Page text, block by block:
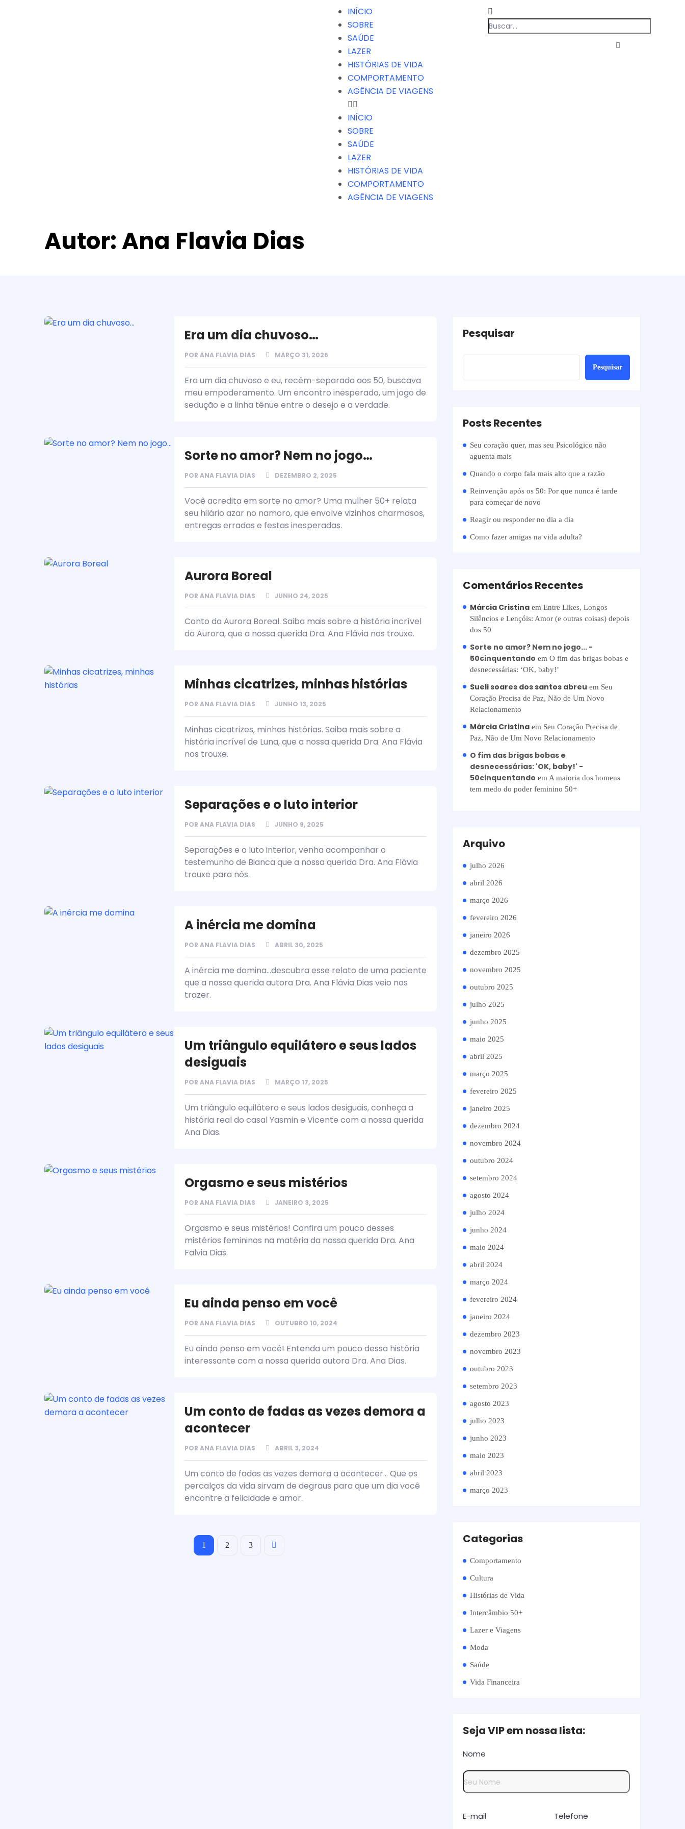
INÍCIO
SOBRE
SAÚDE
LAZER
HISTÓRIAS DE VIDA
COMPORTAMENTO
AGÊNCIA DE VIAGENS
INÍCIO
SOBRE
SAÚDE
LAZER
HISTÓRIAS DE VIDA
COMPORTAMENTO
AGÊNCIA DE VIAGENS
Autor:Ana Flavia Dias
Era um dia chuvoso…
POR ANA FLAVIA DIAS MARÇO 31, 2026
Era um dia chuvoso e eu, recém-separada aos 50, buscava
meu empoderamento. Um encontro inesperado, um jogo de
sedução e a linha tênue entre o desejo e a verdade.
Sorte no amor? Nem no jogo…
POR ANA FLAVIA DIAS DEZEMBRO 2, 2025
Você acredita em sorte no amor? Uma mulher 50+ relata
seu hilário azar no namoro, que envolve vizinhos charmosos,
entregas erradas e festas inesperadas.
Aurora Boreal
POR ANA FLAVIA DIAS JUNHO 24, 2025
Conto da Aurora Boreal. Saiba mais sobre a história incrível
da Aurora, que a nossa querida Dra. Ana Flávia nos trouxe.
Minhas cicatrizes, minhas histórias
POR ANA FLAVIA DIAS JUNHO 13, 2025
Minhas cicatrizes, minhas histórias. Saiba mais sobre a
história incrível de Luna, que a nossa querida Dra. Ana Flávia
nos trouxe.
Separações e o luto interior
POR ANA FLAVIA DIAS JUNHO 9, 2025
Separações e o luto interior, venha acompanhar o
testemunho de Bianca que a nossa querida Dra. Ana Flávia
trouxe para nós.
A inércia me domina
POR ANA FLAVIA DIAS ABRIL 30, 2025
A inércia me domina...descubra esse relato de uma paciente
que a nossa querida autora Dra. Ana Flávia Dias veio nos
trazer.
Um triângulo equilátero e seus lados
desiguais
POR ANA FLAVIA DIAS MARÇO 17, 2025
Um triângulo equilátero e seus lados desiguais, conheça a
história real do casal Yasmin e Vicente com a nossa querida
Ana Dias.
Orgasmo e seus mistérios
POR ANA FLAVIA DIAS JANEIRO 3, 2025
Orgasmo e seus mistérios! Confira um pouco desses
mistérios femininos na matéria da nossa querida Dra. Ana
Falvia Dias.
Eu ainda penso em você
POR ANA FLAVIA DIAS OUTUBRO 10, 2024
Eu ainda penso em você! Entenda um pouco dessa história
interessante com a nossa querida autora Dra. Ana Dias.
Um conto de fadas as vezes demora a
acontecer
POR ANA FLAVIA DIAS ABRIL 3, 2024
Um conto de fadas as vezes demora a acontecer... Que os
percalços da vida sirvam de degraus para que um dia você
encontre a felicidade e amor.
1 2 3
Pesquisar
Pesquisar
Posts Recentes
Seu coração quer, mas seu Psicológico não
aguenta mais
Quando o corpo fala mais alto que a razão
Reinvenção após os 50: Por que nunca é tarde
para começar de novo
Reagir ou responder no dia a dia
Como fazer amigas na vida adulta?
Comentários Recentes
Márcia Cristina em Entre Likes, Longos
Silêncios e Lençóis: Amor (e outras coisas) depois
dos 50
Sorte no amor? Nem no jogo... -
50cinquentando em O fim das brigas bobas e
desnecessárias: ‘OK, baby!’
Sueli soares dos santos abreu em Seu
Coração Precisa de Paz, Não de Um Novo
Relacionamento
Márcia Cristina em Seu Coração Precisa de
Paz, Não de Um Novo Relacionamento
O fim das brigas bobas e
desnecessárias: 'OK, baby!' -
50cinquentando em A maioria dos homens
tem medo do poder feminino 50+
Arquivo
julho 2026
abril 2026
março 2026
fevereiro 2026
janeiro 2026
dezembro 2025
novembro 2025
outubro 2025
julho 2025
junho 2025
maio 2025
abril 2025
março 2025
fevereiro 2025
janeiro 2025
dezembro 2024
novembro 2024
outubro 2024
setembro 2024
agosto 2024
julho 2024
junho 2024
maio 2024
abril 2024
março 2024
fevereiro 2024
janeiro 2024
dezembro 2023
novembro 2023
outubro 2023
setembro 2023
agosto 2023
julho 2023
junho 2023
maio 2023
abril 2023
março 2023
Categorias
Comportamento
Cultura
Histórias de Vida
Intercâmbio 50+
Lazer e Viagens
Moda
Saúde
Vida Financeira
Seja VIP em nossa lista:
Nome
E-mail Telefone